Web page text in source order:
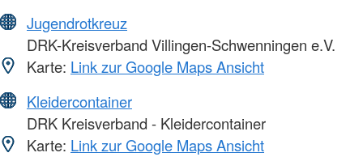
Jugendrotkreuz
DRK-Kreisverband Villingen-Schwenningen e.V.
Karte: Link zur Google Maps Ansicht
Kleidercontainer
DRK Kreisverband - Kleidercontainer
Karte: Link zur Google Maps Ansicht